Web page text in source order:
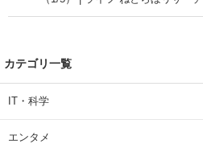
カテゴリ一覧
IT・科学
エンタメ